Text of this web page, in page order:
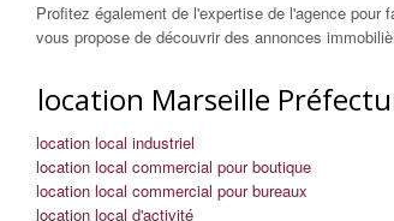
Profitez également de l'expertise de l'agence
vous propose de découvrir des annonces
location Marseille
location local industriel
location local commercial pour boutique
location local commercial pour bureaux
location local d'activité